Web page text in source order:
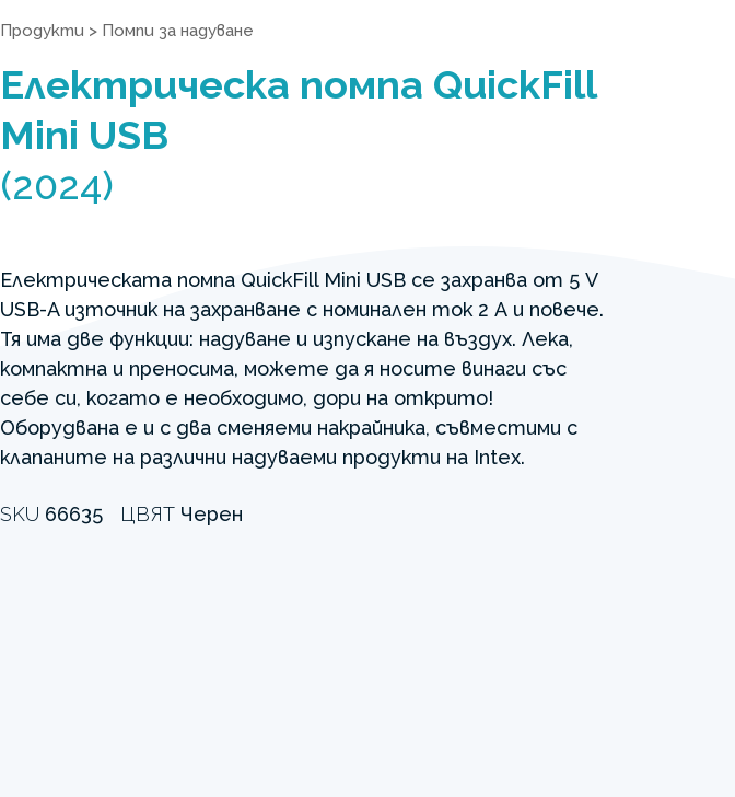
Продукти > Помпи за надуване
Електрическа помпа QuickFill
Mini USB
(2024)
Електрическата помпа QuickFill Mini USB се захранва от 5 V
USB-A източник на захранване с номинален ток 2 А и повече.
Тя има две функции: надуване и изпускане на въздух. Лека,
компактна и преносима, можете да я носите винаги със
себе си, когато е необходимо, дори на открито!
Оборудвана е и с два сменяеми накрайника, съвместими с
клапаните на различни надуваеми продукти на Intex.
SKU 66635 ЦВЯТ Черен